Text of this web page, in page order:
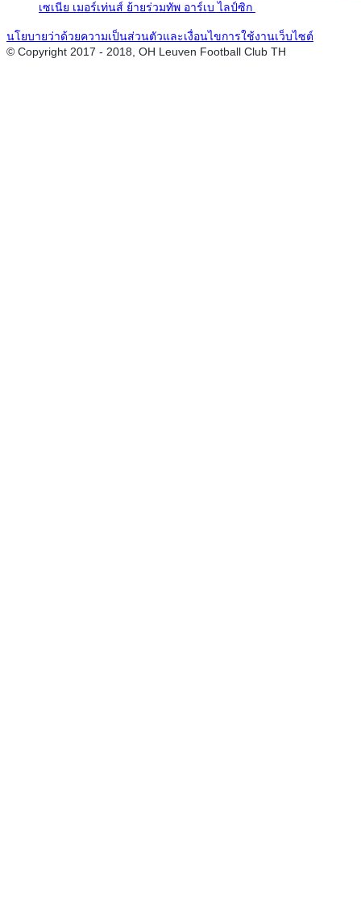
เซเนีย เมอร์เท่นส์ ย้ายร่วมทัพ อาร์เบ ไลป์ซิก
นโยบายว่าด้วยความเป็นส่วนตัวและเงื่อนไขการใช้งานเว็บไซต์
© Copyright 2017 - 2018, OH Leuven Football Club TH